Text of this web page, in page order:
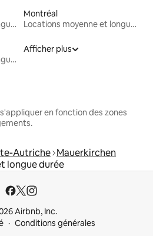
Locations moyenne et longue durée
Montréal
Locations moyenne et longue durée
Locations moyenne et longue durée
Afficher plus
en fonction des zones
Autriche Mauerkirchen
longue durée
Airbnb, Inc.
Conditions générales